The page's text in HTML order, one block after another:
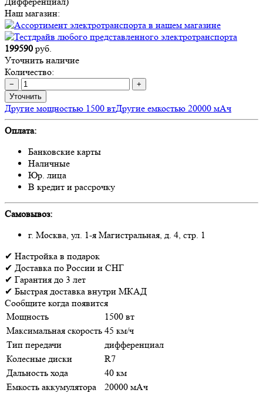
Наш магазин:
199590 руб.
Уточнить наличие
Количество:
−
+
Уточнить
Другие мощностью 1500 втДругие емкостью 20000 мАч
Оплата:
Банковские карты
Наличные
Юр. лица
В кредит и рассрочку
Самовывоз:
г. Москва, ул. 1-я Магистральная, д. 4, стр. 1
✔ Настройка в подарок
✔ Доставка по России и СНГ
✔ Гарантия до 3 лет
✔ Быстрая доставка внутри МКАД
Сообщите когда появится
Мощность
1500 вт
Максимальная скорость 45 км/ч
Тип передачи
дифференциал
Колесные диски
R7
Дальность хода
40 км
Емкость аккумулятора
20000 мАч